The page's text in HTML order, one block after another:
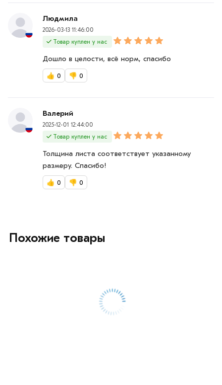
Людмила
2026-03-13 11:46:00
Товар куплен у нас
Дошло в целости, всё норм, спасибо
👍 0 👎 0
Валерий
2025-12-01 12:44:00
Товар куплен у нас
Толщина листа соответствует указанному
размеру. Спасибо!
👍 0 👎 0
Похожие товары